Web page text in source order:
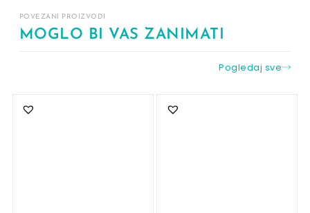
POVEZANI PROIZVODI
MOGLO BI VAS ZANIMATI
Pogledaj sve